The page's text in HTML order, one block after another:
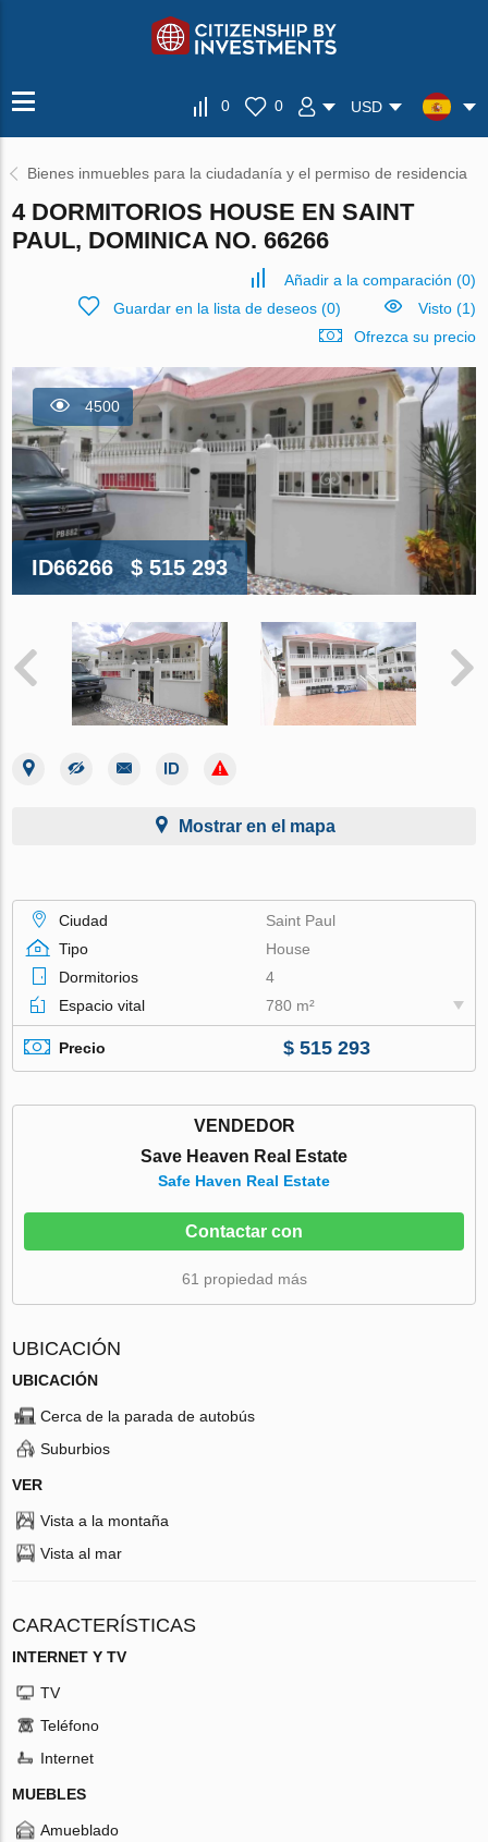
0 0 USD
Bienes inmuebles para la ciudadanía y el permiso de residencia
4 DORMITORIOS HOUSE EN SAINT
PAUL, DOMINICA NO. 66266
Añadir a la comparación (0)
Guardar en la lista de deseos(0)
Visto (1)
Ofrezca su precio
4500
ID66266 $ 515 293
Mostrar en el mapa
Ciudad
Saint Paul
Tipo
House
Dormitorios
4
Espacio vital
780 m²
Precio $ 515 293
VENDEDOR
Save Heaven Real Estate
Safe Haven Real Estate
Contactar con
61 propiedad más
UBICACIÓN
UBICACIÓN
Cerca de la parada de autobús
Suburbios
VER
Vista a la montaña
Vista al mar
CARACTERÍSTICAS
INTERNET Y TV
TV
Teléfono
Internet
MUEBLES
Amueblado